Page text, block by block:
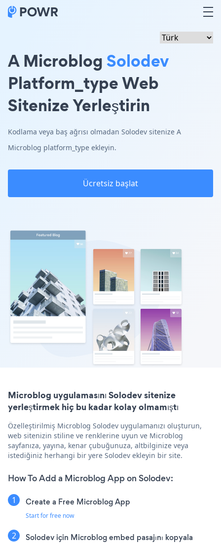
A MicroblogSolodev
Platform_type Web
Sitenize Yerleştirin
Kodlama veya baş ağrısı olmadan Solodev sitenize A
Microblog platform_type ekleyin.
Ücretsiz başlat
Microblog uygulamasını Solodev sitenize
yerleştirmek hiç bu kadar kolay olmamıştı
Özelleştirilmiş Microblog Solodev uygulamanızı oluşturun,
web sitenizin stiline ve renklerine uyun ve Microblog
sayfanıza, yayına, kenar çubuğunuza, altbilginize veya
istediğiniz herhangi bir yere Solodev ekleyin bir site.
How To Add a Microblog App on Solodev:
Create a Free Microblog App
Start for free now
Solodev için Microblog embed pasajını kopyala